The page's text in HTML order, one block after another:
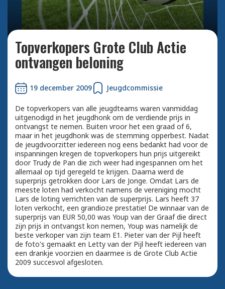
Bekijk alle foto's
Topverkopers Grote Club Actie
ontvangen beloning
19 december 2009 Jeugdcommissie
De topverkopers van alle jeugdteams waren vanmiddag
uitgenodigd in het jeugdhonk om de verdiende prijs in
ontvangst te nemen. Buiten vroor het een graad of 6,
maar in het jeugdhonk was de stemming opperbest. Nadat
de jeugdvoorzitter iedereen nog eens bedankt had voor de
inspanningen kregen de topverkopers hun prijs uitgereikt
door Trudy de Pan die zich weer had ingespannen om het
allemaal op tijd geregeld te krijgen. Daarna werd de
superprijs getrokken door Lars de Jonge. Omdat Lars de
meeste loten had verkocht namens de vereniging mocht
Lars de loting verrichten van de superprijs. Lars heeft 37
loten verkocht, een grandioze prestatie! De winnaar van de
superprijs van EUR 50,00 was Youp van der Graaf die direct
zijn prijs in ontvangst kon nemen, Youp was namelijk de
beste verkoper van zijn team E1. Pieter van der Pijl heeft
de foto's gemaakt en Letty van der Pijl heeft iedereen van
een drankje voorzien en daarmee is de Grote Club Actie
2009 succesvol afgesloten.